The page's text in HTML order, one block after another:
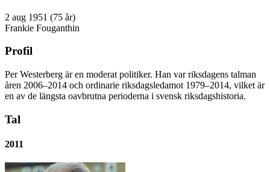
2 aug 1951 (75 år)
Frankie Fouganthin
Profil
Per Westerberg är en moderat politiker. Han var riksdagens talman
åren 2006–2014 och ordinarie riksdagsledamot 1979–2014, vilket är
en av de längsta oavbrutna perioderna i svensk riksdagshistoria.
Tal
2011